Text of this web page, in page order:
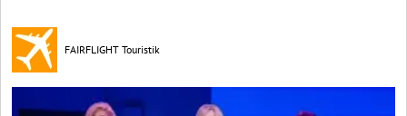
FAIRFLIGHT Touristik